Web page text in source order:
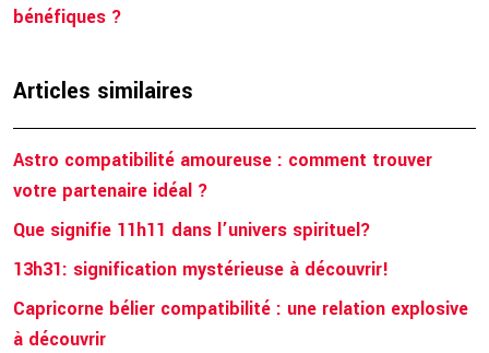
bénéfiques ?
Articles similaires
Astro compatibilité amoureuse : comment trouver
votre partenaire idéal ?
Que signifie 11h11 dans l’univers spirituel?
13h31: signification mystérieuse à découvrir!
Capricorne bélier compatibilité : une relation explosive
à découvrir